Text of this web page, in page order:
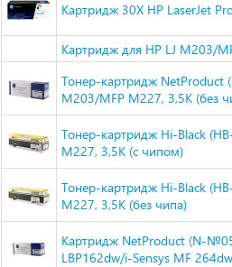
Картридж 30X HP LaserJet
Картридж для HP LJ M203/
Тонер-картридж NetProduct
M203/MFP M227, 3,5K (без
Тонер-картридж Hi-Black
M227, 3,5K (с чипом)
Тонер-картридж Hi-Black
M227, 3,5K (без чипа)
Картридж NetProduct (N-
LBP162dw/i-Sensys MF